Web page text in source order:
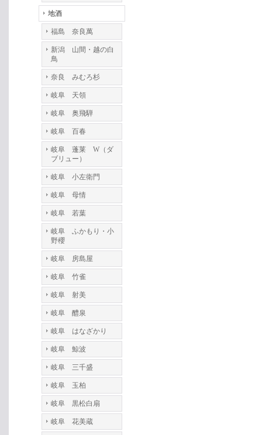
地酒
福島 奈良萬
新潟 山間・越の白
鳥
奈良 みむろ杉
岐阜 天領
岐阜 奥飛騨
岐阜 百春
岐阜 蓬莱 W（ダ
ブリュー）
岐阜 小左衛門
岐阜 母情
岐阜 若葉
岐阜 ふかもり・小
野櫻
岐阜 房島屋
岐阜 竹雀
岐阜 射美
岐阜 醴泉
岐阜 はなざかり
岐阜 鯨波
岐阜 三千盛
岐阜 玉柏
岐阜 黒松白扇
岐阜 花美蔵